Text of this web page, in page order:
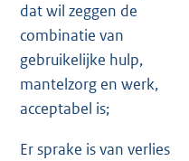
dat wil zeggen de
combinatie van
gebruikelijke hulp,
mantelzorg en werk,
acceptabel is;
Er sprake is van verlies